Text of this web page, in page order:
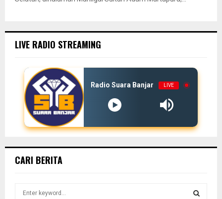
LIVE RADIO STREAMING
Radio Suara Banjar LIVE
CARI BERITA